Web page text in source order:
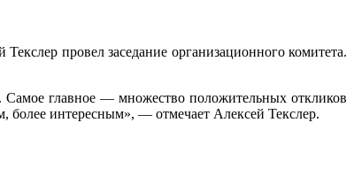
провел заседание организационного комитета.
главное — множество положительных откликов
более интересным», — отмечает Алексей Текслер.